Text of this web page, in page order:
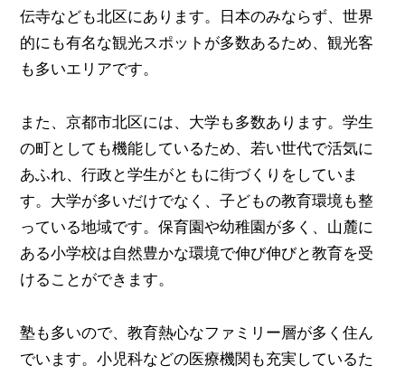
伝寺なども北区にあります。日本のみならず、世界
的にも有名な観光スポットが多数あるため、観光客
も多いエリアです。
また、京都市北区には、大学も多数あります。学生
の町としても機能しているため、若い世代で活気に
あふれ、行政と学生がともに街づくりをしていま
す。大学が多いだけでなく、子どもの教育環境も整
っている地域です。保育園や幼稚園が多く、山麓に
ある小学校は自然豊かな環境で伸び伸びと教育を受
けることができます。
塾も多いので、教育熱心なファミリー層が多く住ん
でいます。小児科などの医療機関も充実しているた